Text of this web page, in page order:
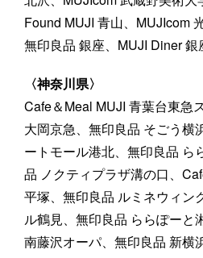
Found MUJI 青山、MUJIcom
無印良品 銀座、MUJI Diner 銀
〈神奈川県〉
Cafe＆Meal MUJI 青葉台東急
大岡京急、無印良品 そごう横
ートモール港北、無印良品 ら
品 ノクティプラザ溝の口、
平塚、無印良品 ルミネウィン
ル鶴見、無印良品 ららぽーと
南藤沢オーパ、無印良品 新横